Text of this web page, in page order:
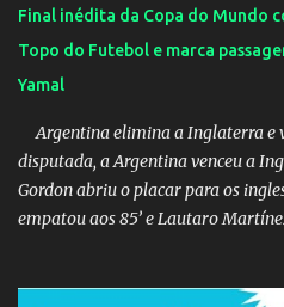
Final inédita da Copa do Mundo
Topo do Futebol e marca
Yamal
Argentina elimina a Inglaterra e
disputada, a Argentina venceu a
Gordon abriu o placar para os
empatou aos 85’ e Lautaro